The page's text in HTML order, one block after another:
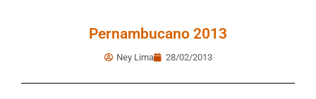
Pernambucano 2013
Ney Lima 28/02/2013